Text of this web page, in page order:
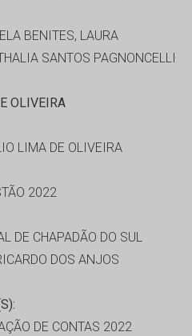
BENITES, LAURA
SANTOS PAGNONCELLI
OLIVEIRA
LIMA DE OLIVEIRA
2022
DE CHAPADÃO DO SUL
DOS ANJOS
DE CONTAS 2022